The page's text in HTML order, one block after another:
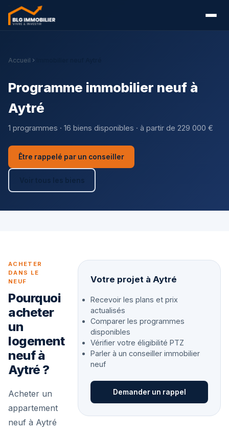
Accueil
Programme immobilier neuf à
Aytré
1 programmes · 16 biens disponibles · à partir de 229 000 €
Être rappelé par un conseiller
Voir tous les biens
ACHETER
DANS LE
NEUF
Pourquoi
acheter
un
logement
neuf à
Aytré ?
Acheter un
appartement
neuf à Aytré
Votre projet à Aytré
Recevoir les plans et prix
actualisés
Comparer les programmes
disponibles
Vérifier votre éligibilité PTZ
Parler à un conseiller immobilier
neuf
Demander un rappel